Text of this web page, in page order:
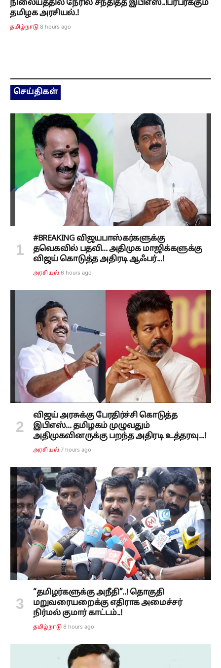
நிலையத்தில் நேரில் சந்தித்த இபிஎஸ்..!பரபரக்கும்
தமிழக அரசியல்.!
தமிழ்நாடு 8 hours ago
செய்திகள்
#BREAKING விஜயபாஸ்கர்களுக்கு
தவெகவில் பதவி... அதிமுக மாஜிக்களுக்கு
விஜய் கொடுத்த அதிரடி ஆஃபர்...!
அரசியல் 6 hours ago
விஜய் அரசுக்கு பேரதிர்ச்சி கொடுத்த
இபிஎஸ்... தமிழகம் முழுவதும்
அதிமுகவினருக்கு பறந்த அதிரடி உத்தரவு...!
அரசியல் 7 hours ago
“தமிழர்களுக்கு அநீதி”..! தொகுதி
மறுவரையறைக்கு எதிராக அமைச்சர்
நிர்மல் குமார் காட்டம்..!
தமிழ்நாடு 8 hours ago